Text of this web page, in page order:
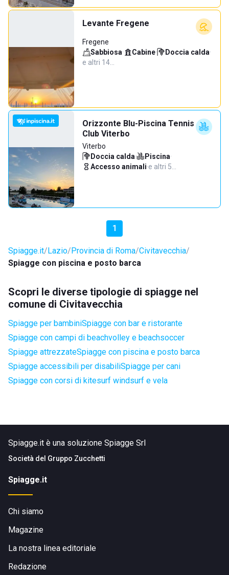
Levante Fregene
Fregene
Sabbiosa· Cabine· Doccia calda·
e altri 14…
Orizzonte Blu-Piscina Tennis
Club Viterbo
Viterbo
Doccia calda· Piscina·
Accesso animali·e altri 5…
1
Spiagge.it Lazio Provincia di Roma Civitavecchia
Spiagge con piscina e posto barca
Scopri le diverse tipologie di spiagge nel
comune di Civitavecchia
Spiagge per bambiniSpiagge con bar e ristorante
Spiagge con campi di beachvolley e beachsoccer
Spiagge attrezzateSpiagge con piscina e posto barca
Spiagge accessibili per disabiliSpiagge per cani
Spiagge con corsi di kitesurf windsurf e vela
Spiagge.it è una soluzione Spiagge Srl
Società del Gruppo Zucchetti
Spiagge.it
Chi siamo
Magazine
La nostra linea editoriale
Redazione